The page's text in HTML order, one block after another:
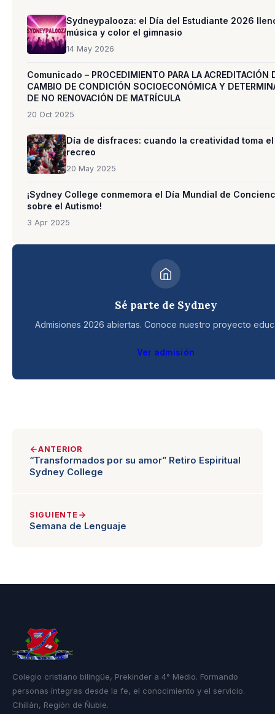
Sydneypalooza: el Día del Estudiante 2026
música y color el gimnasio
14 May 2026
Comunicado – PROCEDIMIENTO PARA LA ACREDITACIÓN
CAMBIO DE CONDICIÓN SOCIOECONÓMICA Y
DE NO RENOVACIÓN DE MATRÍCULA
20 Oct 2025
Día de disfraces: cuando la creatividad toma el
recreo
20 May 2025
¡Sydney College conmemora el Día Mundial de
sobre el Autismo!
3 Apr 2025
Sé parte de Sydney
Admisiones 2026 abiertas. Conoce nuestro proyecto
Ver admisión
ANTERIOR
“Transformados por su amor” Retiro Espiritual
Sydney College
SIGUIENTE
Semana de Lenguaje
Colegio cristiano bilingüe, Prekinder a 4° Medio. Formando
personas íntegras desde la fe, el conocimiento y el servicio.
Chillán, Región de Ñuble.